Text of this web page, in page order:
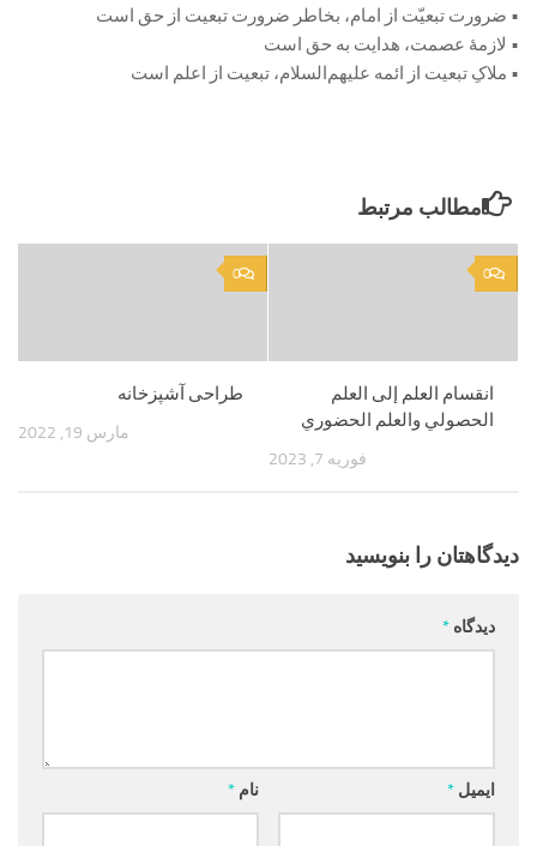
• ضرورت تبعیّت از امام، بخاطر ضرورت تبعیت از حق است
• لازمۀ عصمت، هدایت به حق است
• ملاکِ تبعیت از ائمه علیهم‌السلام، تبعیت از اعلم است
مطالب مرتبط
0
طراحی آشپزخانه
مارس 19, 2022
0
انقسام العلم إلى العلم
الحصولي والعلم الحضوري
فوریه 7, 2023
دیدگاهتان را بنویسید
دیدگاه *
نام * ایمیل *